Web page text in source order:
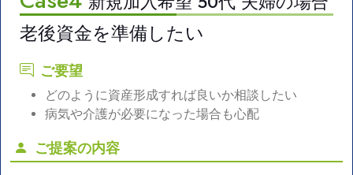
老後資金を準備したい
ご要望
どのように資産形成すれば良いか相談したい
病気や介護が必要になった場合も心配
ご提案の内容